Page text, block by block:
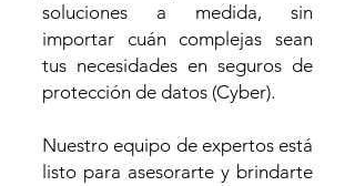
soluciones a medida, sin
importar cuán complejas sean
tus necesidades en seguros de
protección de datos (Cyber).
Nuestro equipo de expertos está
listo para asesorarte y brindarte